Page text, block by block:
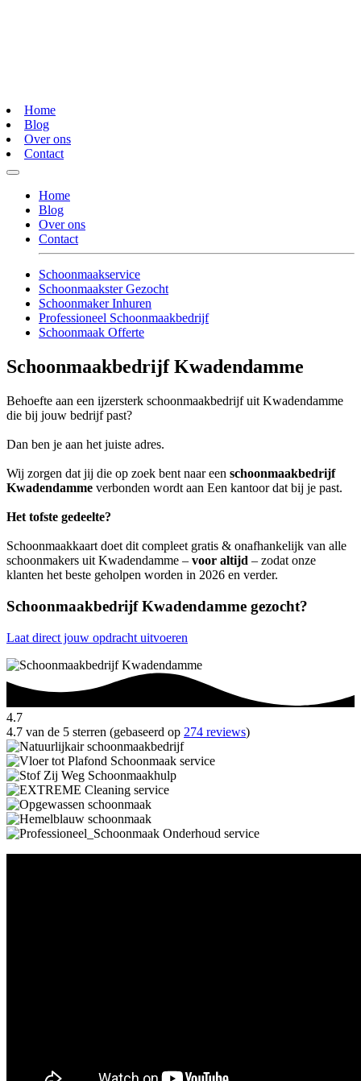
Home
Blog
Over ons
Contact
Home
Blog
Over ons
Contact
Schoonmaakservice
Schoonmaakster Gezocht
Schoonmaker Inhuren
Professioneel Schoonmaakbedrijf
Schoonmaak Offerte
Schoonmaakbedrijf Kwadendamme
Behoefte aan een ijzersterk schoonmaakbedrijf uit Kwadendamme
die bij jouw bedrijf past?
Dan ben je aan het juiste adres.
Wij zorgen dat jij die op zoek bent naar een schoonmaakbedrijf
Kwadendamme verbonden wordt aan Een kantoor dat bij je past.
Het tofste gedeelte?
Schoonmaakkaart doet dit compleet gratis & onafhankelijk van alle
schoonmakers uit Kwadendamme – voor altijd – zodat onze
klanten het beste geholpen worden in 2026 en verder.
Schoonmaakbedrijf Kwadendamme gezocht?
Laat direct jouw opdracht uitvoeren
4.7
4.7 van de 5 sterren (gebaseerd op 274 reviews)